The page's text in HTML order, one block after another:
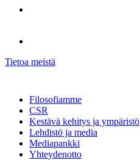
Tietoa meistä
Filosofiamme
CSR
Kestävä kehitys ja ympäristö
Lehdistö ja media
Mediapankki
Yhteydenotto